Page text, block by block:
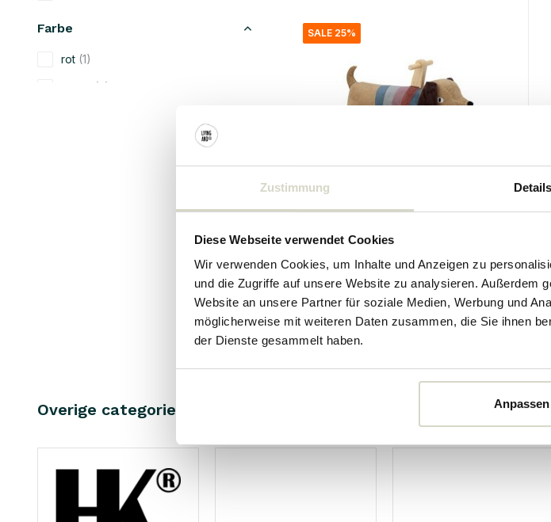
Zustimmung Details
Diese Webseite verwendet Cookies
Wir verwenden Cookies, um Inhalte und Anzeigen zu
und die Zugriffe auf unsere Website zu analysieren. Außerdem
Website an unsere Partner für soziale Medien, Werbung und
möglicherweise mit weiteren Daten zusammen, die Sie ihnen
der Dienste gesammelt haben.
Anpassen
Farbe
rot (1)
(2)
SALE 25%
Charlie Schaukelhund
159.00 €
119.25 €
Inkl. MwSt.
• Auf Lager
Overige categorieën in MARKEN